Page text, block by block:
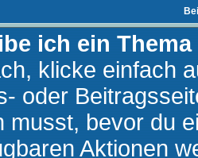
ich ein
klicke einfach
oder
musst, bevor du
Aktionen